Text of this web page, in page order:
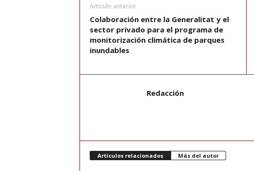
Artículo anterior
Colaboración entre la Generalitat y el
sector privado para el programa de
monitorización climática de parques
inundables
Redacción
Artículos relacionados Más del autor